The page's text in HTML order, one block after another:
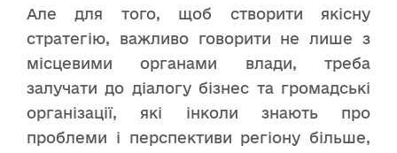
Але для того, щоб створити якісну
стратегію, важливо говорити не лише з
місцевими органами влади, треба
залучати до діалогу бізнес та громадські
організації, які інколи знають про
проблеми і перспективи регіону більше,